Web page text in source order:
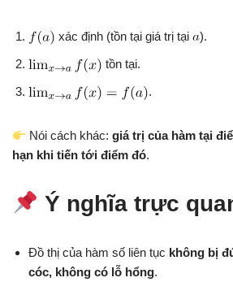
xác định (tồn tại giá trị tại
).
tồn tại.
.
Nói cách khác:giá trị của hàm tại
hạn khi tiến tới điểm đó.
Ý nghĩa trực
Đồ thị của hàm số liên tục không bị
cóc, không có lỗ hổng.